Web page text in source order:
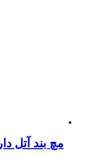
مچ بند آتل دار CTS اورتینو مدل بیونیک